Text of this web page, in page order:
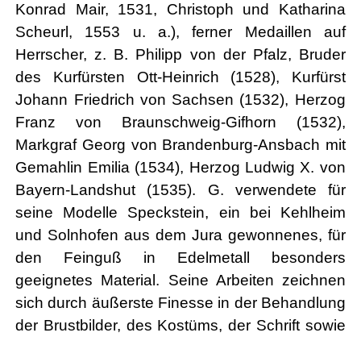
Konrad Mair, 1531, Christoph und Katharina
Scheurl, 1553 u. a.), ferner Medaillen auf
Herrscher, z. B. Philipp von der Pfalz, Bruder
des Kurfürsten Ott-Heinrich (1528), Kurfürst
Johann Friedrich von Sachsen (1532), Herzog
Franz von Braunschweig-Gifhorn (1532),
Markgraf Georg von Brandenburg-Ansbach mit
Gemahlin Emilia (1534), Herzog Ludwig X. von
Bayern-Landshut (1535). G. verwendete für
seine Modelle Speckstein, ein bei Kehlheim
und Solnhofen aus dem Jura gewonnenes, für
den Feinguß in Edelmetall besonders
geeignetes Material. Seine Arbeiten zeichnen
sich durch äußerste Finesse in der Behandlung
der Brustbilder, des Kostüms, der Schrift sowie